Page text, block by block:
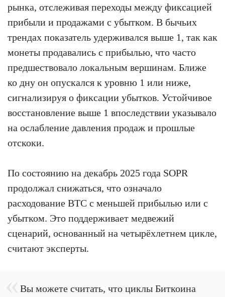
рынка, отслеживая переходы между фиксацией
прибыли и продажами с убытком. В бычьих
трендах показатель удерживался выше 1, так как
монеты продавались с прибылью, что часто
предшествовало локальным вершинам. Ближе
ко дну он опускался к уровню 1 или ниже,
сигнализируя о фиксации убытков. Устойчивое
восстановление выше 1 впоследствии указывало
на ослабление давления продаж и прошлые
отскоки.
По состоянию на декабрь 2025 года SOPR
продолжал снижаться, что означало
расходование BTC с меньшей прибылью или с
убытком. Это поддерживает медвежий
сценарий, основанный на четырёхлетнем цикле,
считают эксперты.
Вы можете считать, что циклы Биткоина